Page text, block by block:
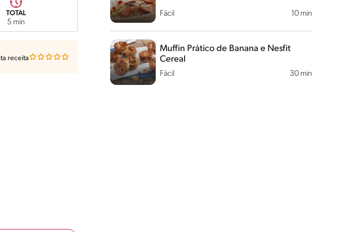
TOTAL
5 min
receita
Fácil 10 min
Fácil 30 min
Muffin Prático de Banana e Nesfit
Cereal